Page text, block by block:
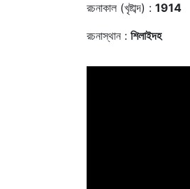
রচনাকাল (খৃষ্টাব্দ) : 1914
রচনাস্থান : শিলাইদহ